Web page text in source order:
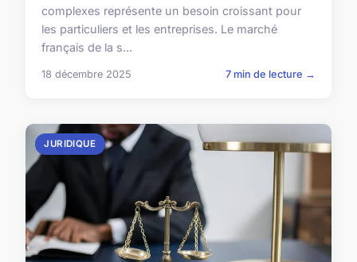
complexes représente un besoin croissant pour
les particuliers et les entreprises. Le marché
français de la s...
18 décembre 2025 7 min de lecture →
JURIDIQUE